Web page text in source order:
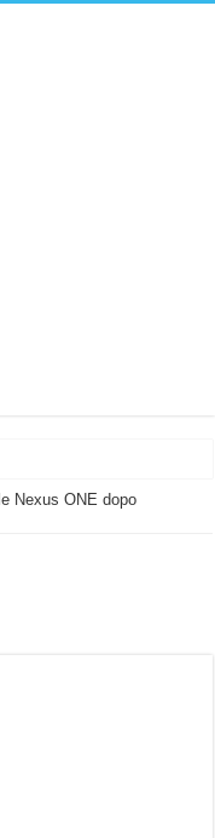
e fa tutto lui! (Senza
Nexus ONE dopo